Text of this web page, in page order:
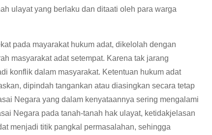
ulayat yang berlaku dan ditaati oleh para warga
pada mayarakat hukum adat, dikelolah dengan
masyarakat adat setempat. Karena tak jarang
konflik dalam masyarakat. Ketentuan hukum adat
dipindah tangankan atau diasingkan secara tetap
Negara yang dalam kenyataannya sering mengalami
Negara pada tanah-tanah hak ulayat, ketidakjelasan
menjadi titik pangkal permasalahan, sehingga